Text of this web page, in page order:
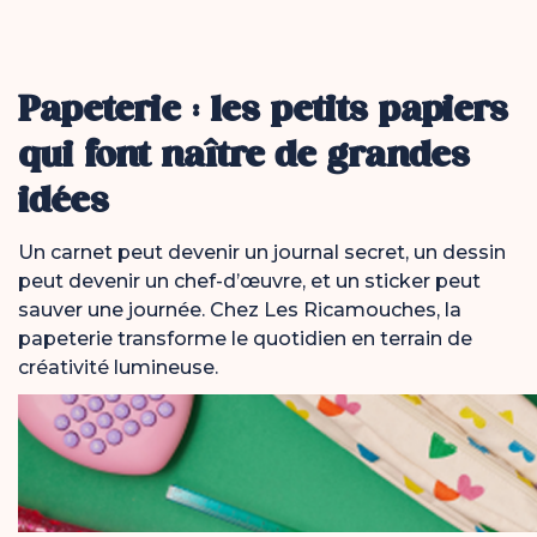
Papeterie : les petits papiers
qui font naître de grandes
idées
Un carnet peut devenir un journal secret, un dessin
peut devenir un chef-d’œuvre, et un sticker peut
sauver une journée. Chez Les Ricamouches, la
papeterie transforme le quotidien en terrain de
créativité lumineuse.